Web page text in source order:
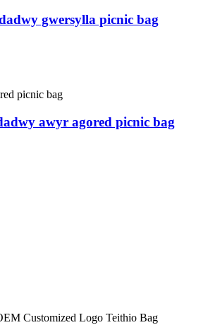
gwersylla picnic bag
awyr agored picnic bag